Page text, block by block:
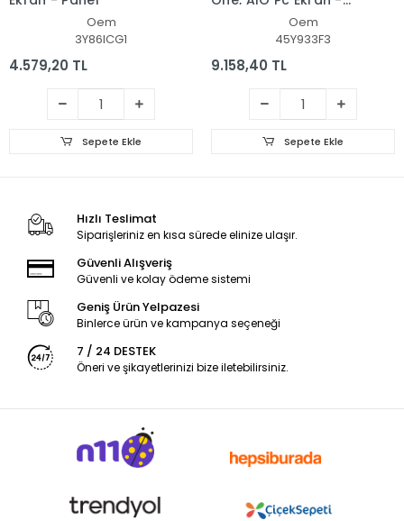
Oem
3Y86ICG1
4.579,20 TL
Sepete Ekle
Oem
45Y933F3
9.158,40 TL
Sepete Ekle
Hızlı Teslimat
Siparişleriniz en kısa sürede elinize ulaşır.
Güvenli Alışveriş
Güvenli ve kolay ödeme sistemi
Geniş Ürün Yelpazesi
Binlerce ürün ve kampanya seçeneği
7 / 24 DESTEK
Öneri ve şikayetlerinizi bize iletebilirsiniz.